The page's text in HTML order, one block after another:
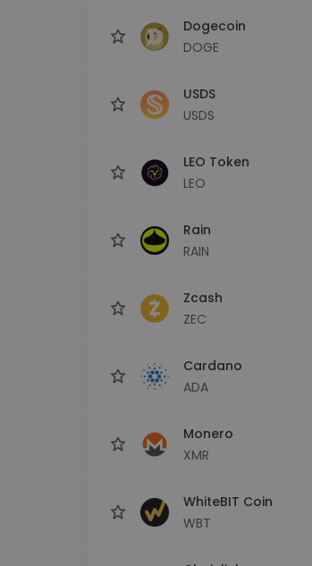
Dogecoin
DOGE
USDS
USDS
LEO Token
LEO
Rain
RAIN
Zcash
ZEC
Cardano
ADA
Monero
XMR
WhiteBIT Coin
WBT